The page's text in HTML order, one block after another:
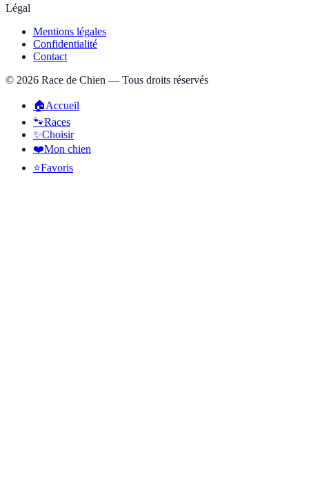
Légal
Mentions légales
Confidentialité
Contact
© 2026 Race de Chien — Tous droits réservés
🏠Accueil
🐾Races
✨Choisir
❤️Mon chien
⭐Favoris